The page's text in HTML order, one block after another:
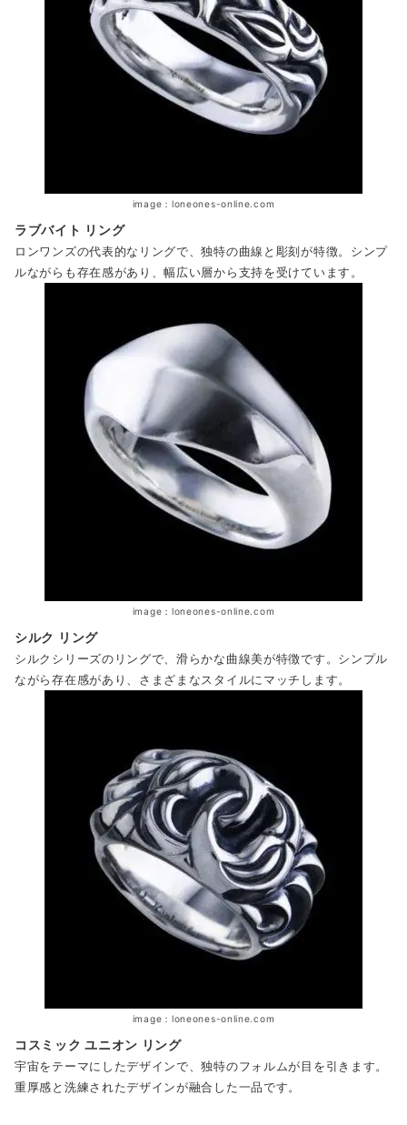
image：loneones-online.com
ラブバイト リング
ロンワンズの代表的なリングで、独特の曲線と彫刻が特徴。シンプ
ルながらも存在感があり、幅広い層から支持を受けています。
image：loneones-online.com
シルク リング
シルクシリーズのリングで、滑らかな曲線美が特徴です。シンプル
ながら存在感があり、さまざまなスタイルにマッチします。
image：loneones-online.com
コスミック ユニオン リング
宇宙をテーマにしたデザインで、独特のフォルムが目を引きます。
重厚感と洗練されたデザインが融合した一品です。